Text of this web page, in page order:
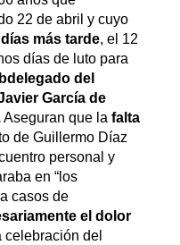
22 de abril y cuyo
más tarde, el 12
días de luto para
del
García de
Aseguran que la falta
de Guillermo Díaz
personal y
en “los
casos de
el dolor
del